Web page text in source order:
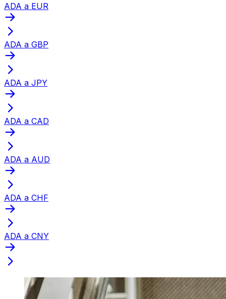
ADA a EUR
ADA a GBP
ADA a JPY
ADA a CAD
ADA a AUD
ADA a CHF
ADA a CNY